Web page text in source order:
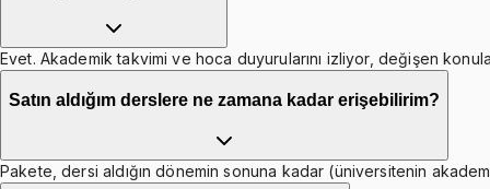
Evet. Akademik takvimi ve hoca duyurularını izliyor, değişen
Satın aldığım derslere ne zamana kadar erişebilirim?
Pakete, dersi aldığın dönemin sonuna kadar (üniversitenin